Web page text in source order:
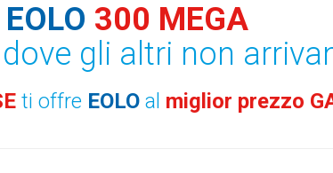
300 MEGA
gli altri non
ti offre EOLO al miglior prezzo